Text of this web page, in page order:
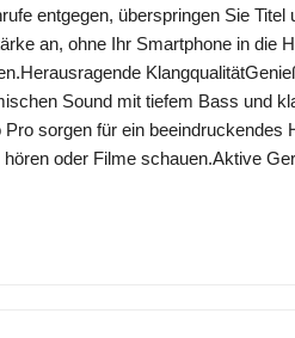
entgegen, überspringen Sie Titel
an, ohne Ihr Smartphone in die
Sound mit tiefem Bass und
Pro sorgen für ein beeindruckendes
hören oder Filme schauen.Aktive